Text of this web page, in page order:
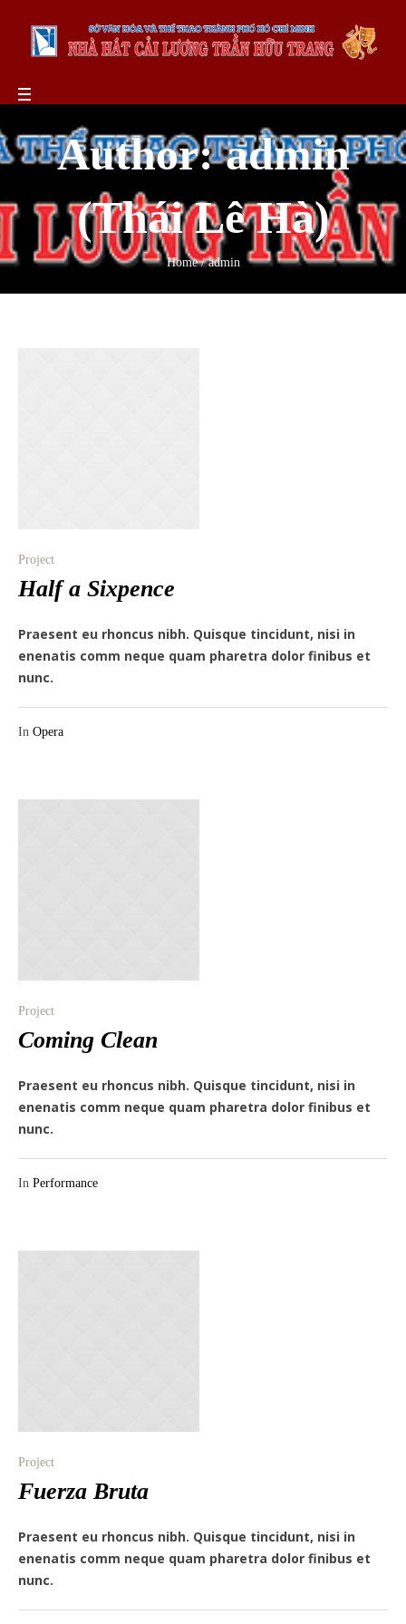
Author:admin
(Thái Lê Hà)
Home /admin
Project
Half a Sixpence
Praesent eu rhoncus nibh. Quisque tincidunt, nisi in
enenatis comm neque quam pharetra dolor finibus et
nunc.
In Opera
Project
Coming Clean
Praesent eu rhoncus nibh. Quisque tincidunt, nisi in
enenatis comm neque quam pharetra dolor finibus et
nunc.
In Performance
Project
Fuerza Bruta
Praesent eu rhoncus nibh. Quisque tincidunt, nisi in
enenatis comm neque quam pharetra dolor finibus et
nunc.